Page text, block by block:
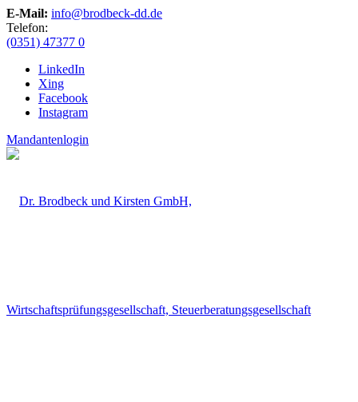
E-Mail: info@brodbeck-dd.de
Telefon:
(0351) 47377 0
LinkedIn
Xing
Facebook
Instagram
Mandantenlogin